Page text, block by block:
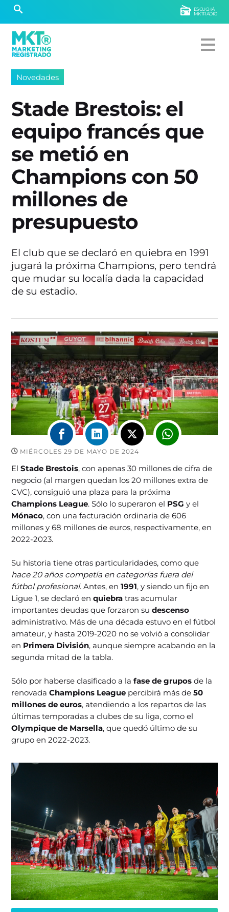
ESCUCHÁ
MKTRADIO
Novedades
Stade Brestois: el
equipo francés que
se metió en
Champions con 50
millones de
presupuesto
El club que se declaró en quiebra en 1991
jugará la próxima Champions, pero tendrá
que mudar su localía dada la capacidad
de su estadio.
MIÉRCOLES 29 DE MAYO DE 2024
El Stade Brestois, con apenas 30 millones de cifra de
negocio (al margen quedan los 20 millones extra de
CVC), consiguió una plaza para la próxima
Champions League. Sólo lo superaron el PSGy el
Mónaco, con una facturación ordinaria de 606
millones y 68 millones de euros, respectivamente, en
2022-2023.
Su historia tiene otras particularidades, como que
hace 20 años competía en categorías fuera del
fútbol profesional. Antes, en1991, y siendo un fijo en
Ligue 1, se declaró enquiebratras acumular
importantes deudas que forzaron sudescenso
administrativo. Más de una década estuvo en el fútbol
amateur, y hasta 2019-2020 no se volvió a consolidar
en Primera División, aunque siempre acabando en la
segunda mitad de la tabla.
Sólo por haberse clasificado a la fase de gruposde la
renovadaChampions League percibirá más de50
millones de euros, atendiendo a los repartos de las
últimas temporadas a clubes de su liga, como el
Olympique de Marsella, que quedó último de su
grupo en 2022-2023.